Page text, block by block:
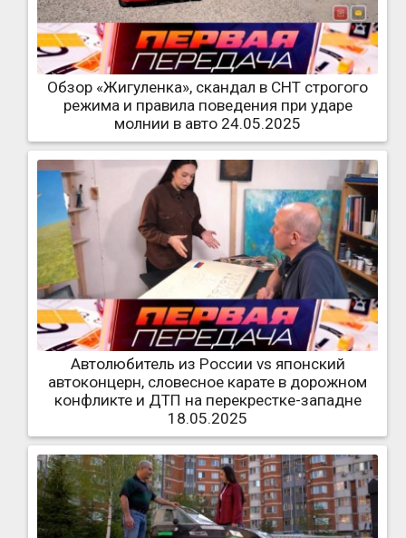
Обзор «Жигуленка», скандал в СНТ строгого
режима и правила поведения при ударе
молнии в авто 24.05.2025
Автолюбитель из России vs японский
автоконцерн, словесное карате в дорожном
конфликте и ДТП на перекрестке-западне
18.05.2025